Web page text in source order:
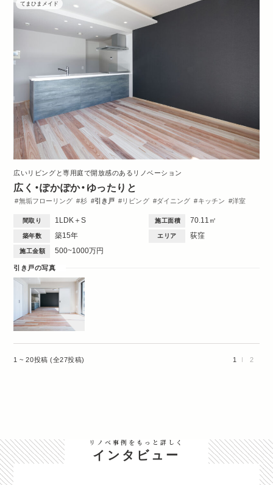
てまひまメイド
広いリビングと専用庭で開放感のあるリノベーション
広く・ぽかぽか・ゆったりと
無垢フローリング 杉 引き戸 リビング ダイニング キッチン
洋室
間取り 1LDK＋S 施工面積 70.11㎡
築年数 築15年 エリア 荻窪
施工金額 500~1000万円
引き戸の写真
1 ~ 20投稿 (全27投稿) 1 2
リノベ事例をもっと詳しく
インタビュー